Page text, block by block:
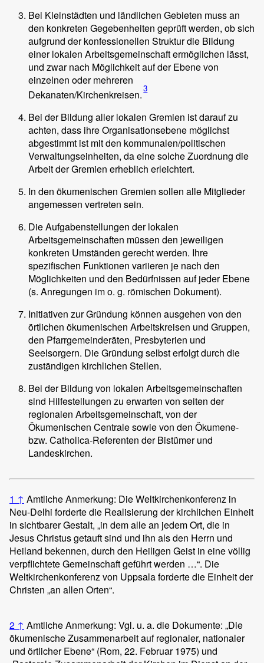
Bei Kleinstädten und ländlichen Gebieten muss an
den konkreten Gegebenheiten geprüft werden, ob sich
aufgrund der konfessionellen Struktur die Bildung
einer lokalen Arbeitsgemeinschaft ermöglichen lässt,
und zwar nach Möglichkeit auf der Ebene von
einzelnen oder mehreren
Dekanaten/Kirchenkreisen.3
Bei der Bildung aller lokalen Gremien ist darauf zu
achten, dass ihre Organisationsebene möglichst
abgestimmt ist mit den kommunalen/politischen
Verwaltungseinheiten, da eine solche Zuordnung die
Arbeit der Gremien erheblich erleichtert.
In den ökumenischen Gremien sollen alle Mitglieder
angemessen vertreten sein.
Die Aufgabenstellungen der lokalen
Arbeitsgemeinschaften müssen den jeweiligen
konkreten Umständen gerecht werden. Ihre
spezifischen Funktionen variieren je nach den
Möglichkeiten und den Bedürfnissen auf jeder Ebene
(s. Anregungen im o. g. römischen Dokument).
Initiativen zur Gründung können ausgehen von den
örtlichen ökumenischen Arbeitskreisen und Gruppen,
den Pfarrgemeinderäten, Presbyterien und
Seelsorgern. Die Gründung selbst erfolgt durch die
zuständigen kirchlichen Stellen.
Bei der Bildung von lokalen Arbeitsgemeinschaften
sind Hilfestellungen zu erwarten von seiten der
regionalen Arbeitsgemeinschaft, von der
Ökumenischen Centrale sowie von den Ökumene-
bzw. Catholica-Referenten der Bistümer und
Landeskirchen.
1 ↑ Amtliche Anmerkung: Die Weltkirchenkonferenz in
Neu-Delhi forderte die Realisierung der kirchlichen Einheit
in sichtbarer Gestalt, „in dem alle an jedem Ort, die in
Jesus Christus getauft sind und ihn als den Herrn und
Heiland bekennen, durch den Heiligen Geist in eine völlig
verpflichtete Gemeinschaft geführt werden …“. Die
Weltkirchenkonferenz von Uppsala forderte die Einheit der
Christen „an allen Orten“.
2 ↑ Amtliche Anmerkung: Vgl. u. a. die Dokumente: „Die
ökumenische Zusammenarbeit auf regionaler, nationaler
und örtlicher Ebene“ (Rom, 22. Februar 1975) und